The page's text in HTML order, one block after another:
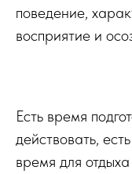
поведение,
восприятие и
Есть время
действовать,
время для